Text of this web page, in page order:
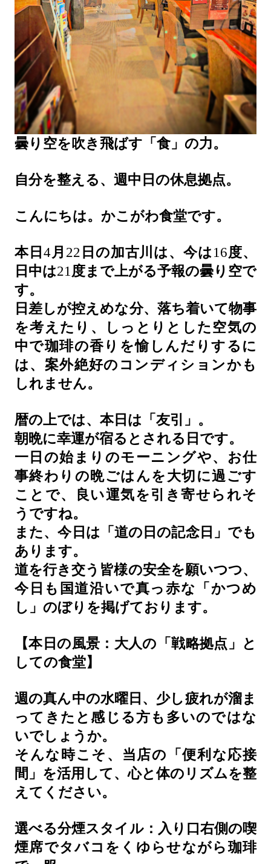
曇り空を吹き飛ばす「食」の力。
自分を整える、週中日の休息拠点。
こんにちは。かこがわ食堂です。
本日 4月 22 日の加古川は、今は 16度、
日中は21 度まで上がる予報の曇り空で
す。
日差しが控えめな分、落ち着いて物事
を考えたり、しっとりとした空気の
中で珈琲の香りを愉しんだりするに
は、案外絶好のコンディションかも
しれません。
暦の上では、本日は「友引」。
朝晩に幸運が宿るとされる日です。
一日の始まりのモーニングや、お仕
事終わりの晩ごはんを大切に過ごす
ことで、良い運気を引き寄せられそ
うですね。
また、今日は「道の日の記念日」でも
あります。
道を行き交う皆様の安全を願いつつ、
今日も国道沿いで真っ赤な「かつめ
し」のぼりを掲げております。
【本日の風景：大人の「戦略拠点」と
しての食堂】
週の真ん中の水曜日、少し疲れが溜ま
ってきたと感じる方も多いのではな
いでしょうか。
そんな時こそ、当店の「便利な応接
間」を活用して、心と体のリズムを整
えてください。
選べる分煙スタイル：入り口右側の喫
煙席でタバコをくゆらせながら珈琲